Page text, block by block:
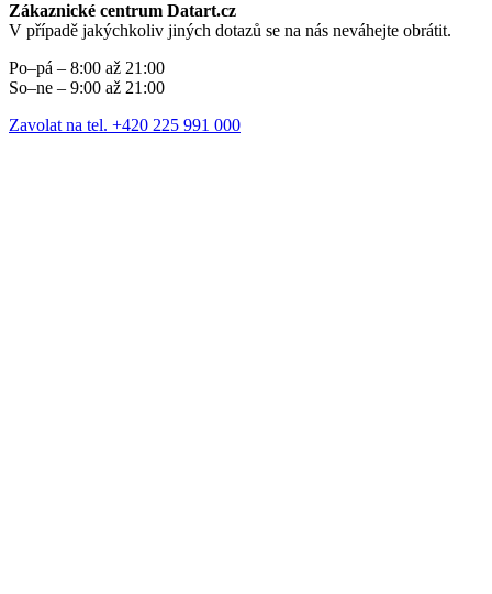
Zákaznické centrum Datart.cz
V případě jakýchkoliv jiných dotazů se na nás neváhejte obrátit.
Po–pá – 8:00 až 21:00
So–ne – 9:00 až 21:00
Zavolat na tel. +420 225 991 000